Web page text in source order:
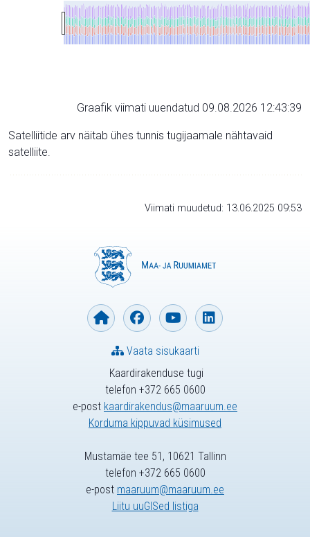
Graafik viimati uuendatud 09.08.2026 12:43:39
Satelliitide arv näitab ühes tunnis tugijaamale nähtavaid
satelliite.
Viimati muudetud: 13.06.2025 09:53
Kaardirakenduse tugi
telefon +372 665 0600
e-post kaardirakendus@maaruum.ee
Korduma kippuvad küsimused
Vaata sisukaarti
Mustamäe tee 51, 10621 Tallinn
telefon +372 665 0600
e-post maaruum@maaruum.ee
Liitu uuGISed listiga